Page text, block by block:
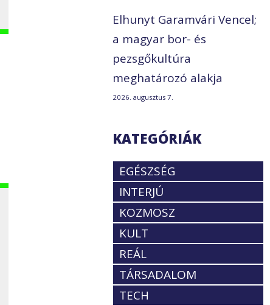
Elhunyt Garamvári Vencel;
a magyar bor- és
pezsgőkultúra
meghatározó alakja
2026. augusztus 7.
KATEGÓRIÁK
EGÉSZSÉG
INTERJÚ
KOZMOSZ
KULT
REÁL
TÁRSADALOM
TECH